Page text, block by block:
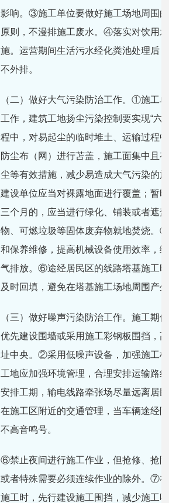
影响。③施工单位要做好施工场地周围
原则，不漫排施工废水。④落实对饮用
施。运营期间生活污水经化粪池处理后
不外排。
（二）做好大气污染防治工作。①施工
工作，建筑工地扬尘污染控制要实现“六
程中，对易起尘的临时堆土、运输过程
防尘布（网）进行苫盖，施工面集中且
尘等有效措施，减少易造成大气污染的
建设单位应当对裸露地面进行覆盖；暂
三个月的，应当进行绿化、铺装或者遮
物、可燃垃圾等固体废弃物就地焚烧。
和保养维修，提高机械设备使用效率，
气排放。⑥途经居民区的线路塔基施工
及时回填，避免在塔基施工场地周围产
（三）做好噪声污染防治工作。施工期
优先建设围墙或采用施工彩钢板围挡，
址中央。②采用低噪声设备，加强施工
工地应加强环境管理，合理安排运输路
安排工期，输电线路牵张场尽量远离居
在施工区附近的交通管理，当车辆途经
不高音鸣号。
⑥禁止夜间进行施工作业，但抢修、抢
或者特殊需要必须连续作业的除外。⑦
施工时，先行建设施工围挡，减少施工